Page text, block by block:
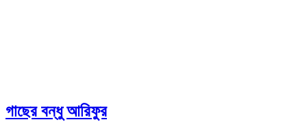
গাছের বন্ধু আরিফুর